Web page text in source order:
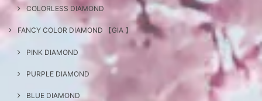
COLORLESS DIAMOND
FANCY COLOR DIAMOND 【GIA 】
PINK DIAMOND
PURPLE DIAMOND
BLUE DIAMOND